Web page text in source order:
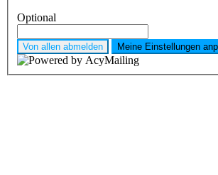
Optional
Von allen abmelden Meine Einstellungen